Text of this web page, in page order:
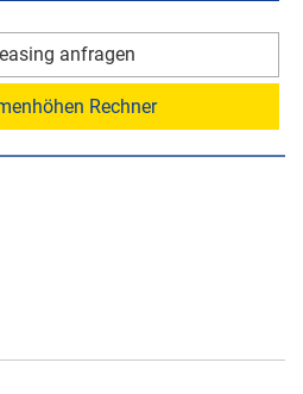
anfragen
Rechner